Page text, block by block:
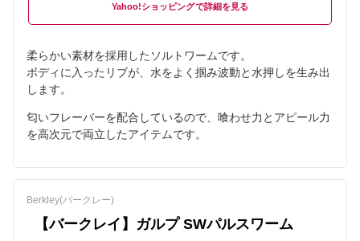
Yahoo!ショッピング
柔らかい素材を採用したソルトワームです。
ボディに入ったリブが、水をよく掴み波動と水押しを生み出
します。
匂いフレーバーを配合しているので、喰わせ力とアピール力
を高次元で両立したアイテムです。
Berkley(バークレー)
【バークレイ】ガルプ SWパルスワーム